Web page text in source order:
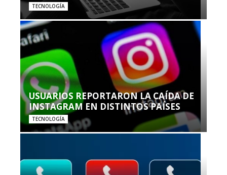
TECNOLOGÍA
USUARIOS REPORTARON LA CAÍDA DE
INSTAGRAM EN DISTINTOS PAÍSES
TECNOLOGÍA